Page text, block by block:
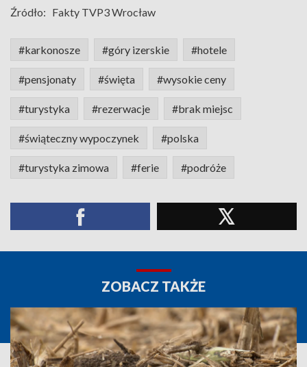
Źródło: Fakty TVP3 Wrocław
#karkonosze #góry izerskie #hotele
#pensjonaty #święta #wysokie ceny
#turystyka #rezerwacje #brak miejsc
#świąteczny wypoczynek #polska
#turystyka zimowa #ferie #podróże
ZOBACZ TAKŻE